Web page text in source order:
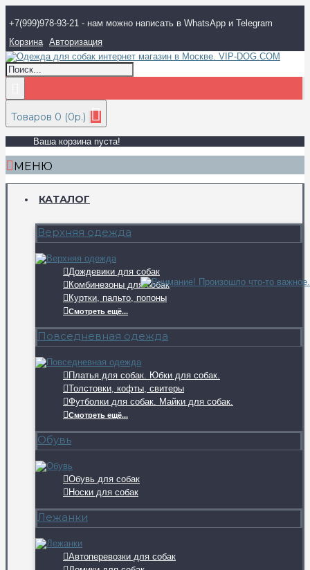
+7(999)978-93-21 - нам можно написать в WhatsApp и Telegram
Корзина Авторизация
Товаров 0 (0р.)
Ваша корзина пуста!
МЕНЮ
КАТАЛОГ
Верхняя одежда
Дождевики для собак
Комбинезоны для собак
Куртки, пальто, попоны
Смотреть ещё...
Повседневная одежда
Платья для собак. Юбки для собак.
Толстовки, кофты, свитеры
Футболки для собак. Майки для собак.
Смотреть ещё...
Обувь
Обувь для собак
Носки для собак
Лежанки
Автоперевозки для собак